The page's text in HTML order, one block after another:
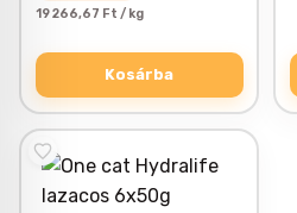
19 266,67 Ft / kg
Kosárba